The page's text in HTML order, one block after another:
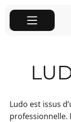
Ludo est issus
professionnelle.